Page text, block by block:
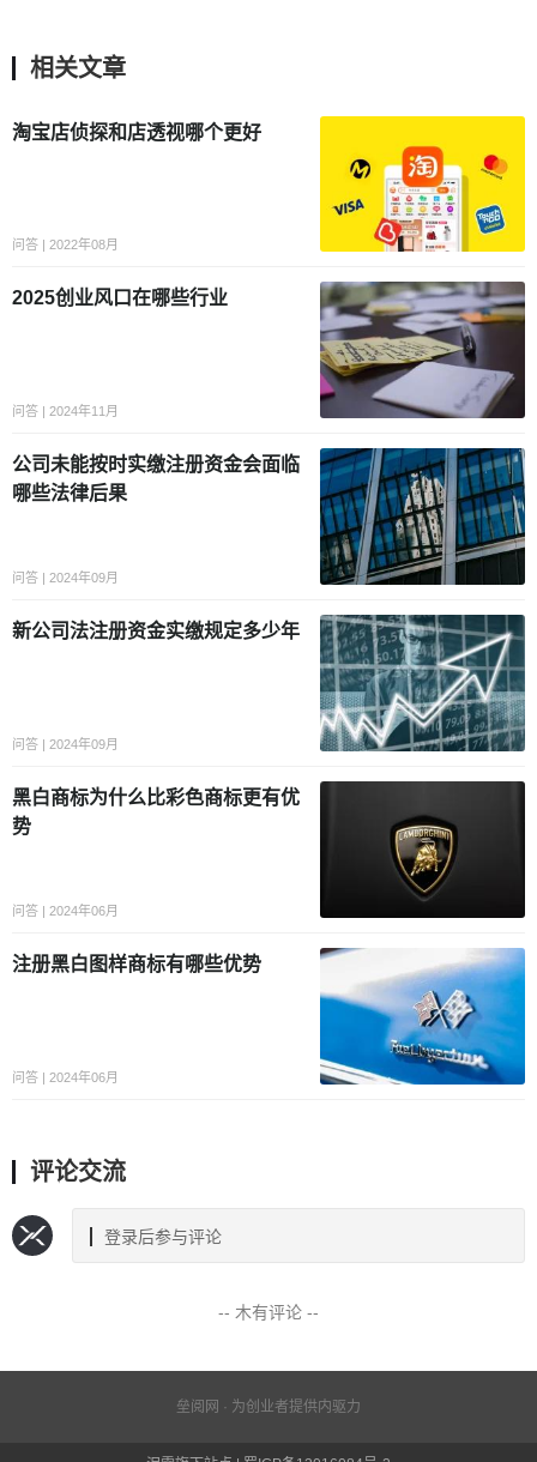
相关文章
淘宝店侦探和店透视哪个更好
问答 | 2022年08月
2025创业风口在哪些行业
问答 | 2024年11月
公司未能按时实缴注册资金会面临
哪些法律后果
问答 | 2024年09月
新公司法注册资金实缴规定多少年
问答 | 2024年09月
黑白商标为什么比彩色商标更有优
势
问答 | 2024年06月
注册黑白图样商标有哪些优势
问答 | 2024年06月
评论交流
登录后参与评论
-- 木有评论 --
垒阅网 · 为创业者提供内驱力